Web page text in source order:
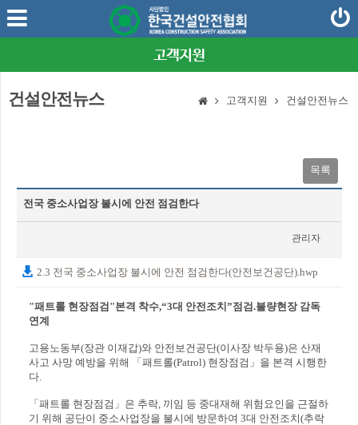
고객지원
건설안전뉴스 고객지원 건설안전뉴스
목록
전국 중소사업장 불시에 안전 점검한다
관리자
2021-02-03
2.3 전국 중소사업장 불시에 안전 점검한다(안전보건공단).hwp
"패트롤 현장점검"본격 착수,“3대 안전조치”점검.불량현장 감독
연계
고용노동부(장관 이재갑)와 안전보건공단(이사장 박두용)은 산재
사고 사망 예방을 위해 「패트롤(Patrol) 현장점검」을 본격 시행한
다.
「패트롤 현장점검」은 추락, 끼임 등 중대재해 위험요인을 근절하
기 위해 공단이 중소사업장을 불시에 방문하여 3대 안전조치(추락